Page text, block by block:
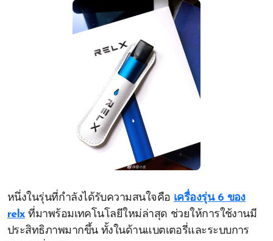
หนึ่งในรุ่นที่กำลังได้รับความสนใจคือ เครื่องรุ่น 6 ของ
relxที่มาพร้อมเทคโนโลยีใหม่ล่าสุด ช่วยให้การใช้งานมี
ประสิทธิภาพมากขึ้น ทั้งในด้านแบตเตอรี่และระบบการ